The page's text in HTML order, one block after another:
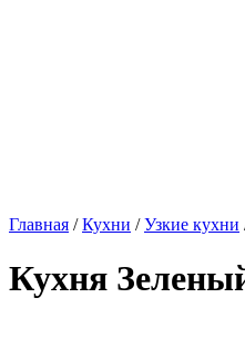
Главная /Кухни /Узкие кухни
Кухня